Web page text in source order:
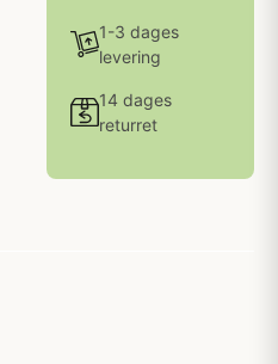
1-3 dages
levering
14 dages
returret